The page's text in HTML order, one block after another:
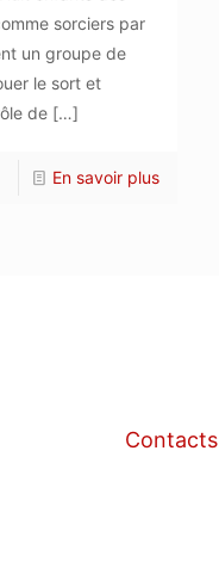
sorciers par
un groupe de
le sort et
de […]
En savoir plus
Contacts